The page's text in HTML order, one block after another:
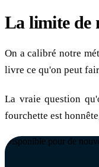
La limite de
On a calibré notre
livre ce qu'on peut
La vraie question
fourchette est
Disponible pour de